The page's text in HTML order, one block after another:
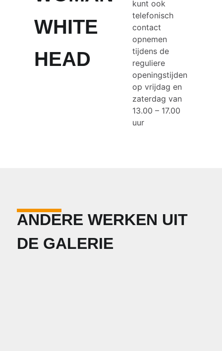
WHITE
HEAD
kunt ook
telefonisch
contact
opnemen
tijdens de
reguliere
openingstijden
op vrijdag en
zaterdag van
13.00 – 17.00
uur
ANDERE WERKEN UIT
DE GALERIE